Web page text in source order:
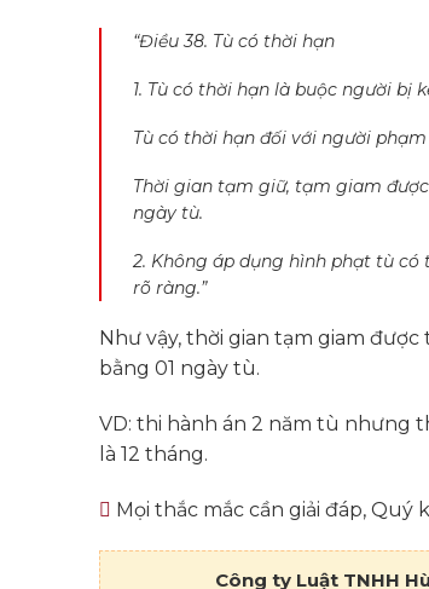
“Điều 38. Tù có thời hạn
1. Tù có thời hạn là buộc người
Tù có thời hạn đối với người
Thời gian tạm giữ, tạm giam
ngày tù.
2. Không áp dụng hình phạt tù
rõ ràng.”
Như vậy, thời gian tạm giam
bằng 01 ngày tù.
VD: thi hành án 2 năm tù nhưng
là 12 tháng.
Mọi thắc mắc cần giải đáp,
Công ty Luật TNHH